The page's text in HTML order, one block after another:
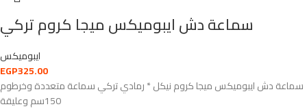
سماعة دش ايبوميكس ميجا كروم تركي
ايبوميكس
EGP325.00
سماعة دش ايبوميكس ميجا كروم نيكل * رمادي تركي سماعة متعددة وخرطوم
150سم وعليقة